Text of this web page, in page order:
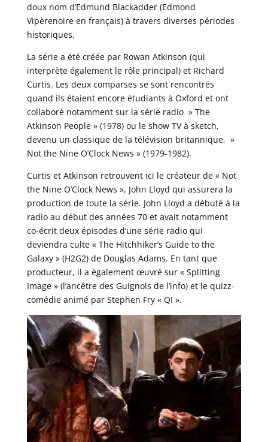
doux nom d’Edmund Blackadder (Edmond
Vipèrenoire en français) à travers diverses périodes
historiques.
La série a été créée par Rowan Atkinson (qui
interprète également le rôle principal) et Richard
Curtis. Les deux comparses se sont rencontrés
quand ils étaient encore étudiants à Oxford et ont
collaboré notamment sur la série radio » The
Atkinson People » (1978) ou le show TV à sketch,
devenu un classique de la télévision britannique, »
Not the Nine O’Clock News » (1979-1982).
Curtis et Atkinson retrouvent ici le créateur de « Not
the Nine O’Clock News », John Lloyd qui assurera la
production de toute la série. John Lloyd a débuté à la
radio au début des années 70 et avait notamment
co-écrit deux épisodes d’une série radio qui
deviendra culte « The Hitchhiker’s Guide to the
Galaxy » (H2G2) de Douglas Adams. En tant que
producteur, il a également œuvré sur « Splitting
Image » (l’ancêtre des Guignols de l’info) et le quizz-
comédie animé par Stephen Fry « QI ».